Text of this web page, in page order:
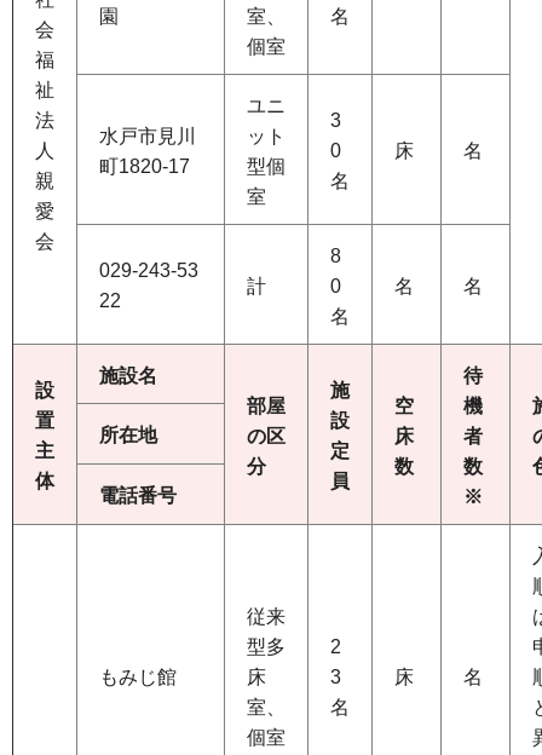
会
福
祉
法
人
親
愛
会
園
室、
個室
名
水戸市見川
町1820-17
ユニ
ット
型個
室
3
0
名
床 名
029-243-53
22
計
8
0
名
名 名
設
置
主
体
施設名
部屋
の区
分
施
設
定
員
空
床
数
待
機
者
数
※
所在地
電話番号
もみじ館
従来
型多
床
室、
個室
2
3
名
床 名